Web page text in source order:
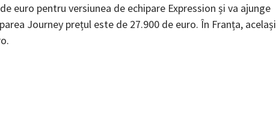
euro pentru versiunea de echipare Expression și va ajunge
Journey prețul este de 27.900 de euro. În Franța, același